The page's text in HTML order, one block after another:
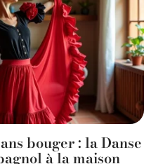
bouger : la Danse
à la maison